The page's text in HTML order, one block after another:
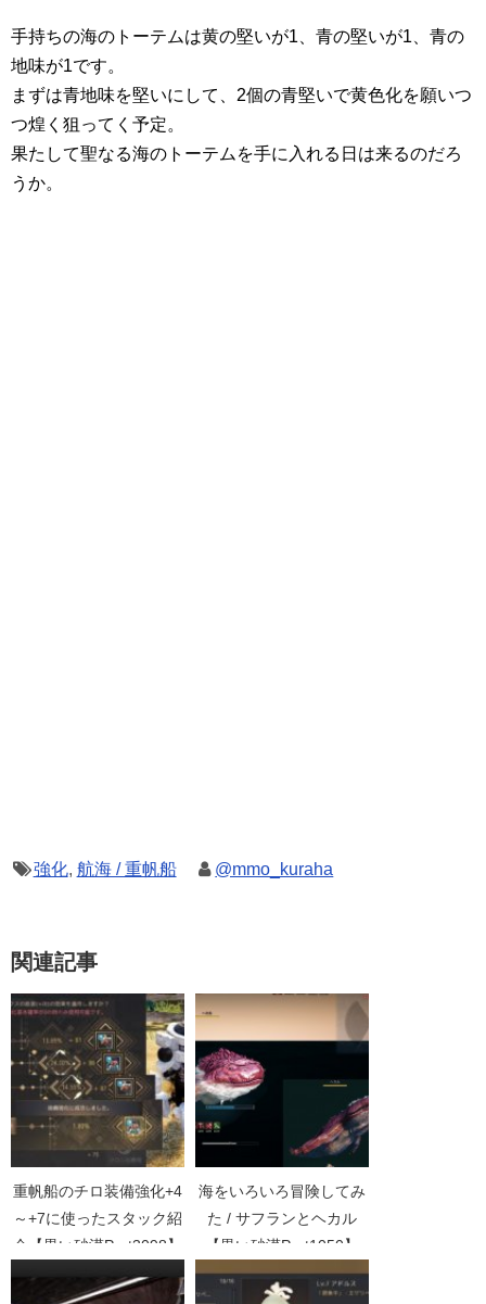
手持ちの海のトーテムは黄の堅いが1、青の堅いが1、青の
地味が1です。
まずは青地味を堅いにして、2個の青堅いで黄色化を願いつ
つ煌く狙ってく予定。
果たして聖なる海のトーテムを手に入れる日は来るのだろ
うか。
強化, 航海 / 重帆船 @mmo_kuraha
関連記事
重帆船のチロ装備強化+4
～+7に使ったスタック紹
介【黒い砂漠Part3098】
海をいろいろ冒険してみ
た / サフランとヘカル
【黒い砂漠Part1050】